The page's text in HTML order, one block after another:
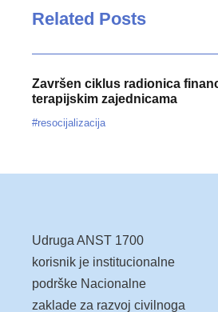
Related Posts
Završen ciklus radionica
terapijskim zajednicama
#resocijalizacija
Udruga ANST 1700
korisnik je institucionalne
podrške Nacionalne
zaklade za razvoj civilnoga